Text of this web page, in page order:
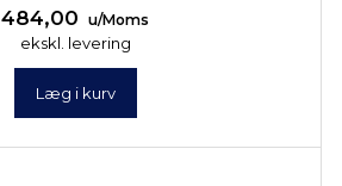
484,00 u/Moms
ekskl. levering
Læg i kurv